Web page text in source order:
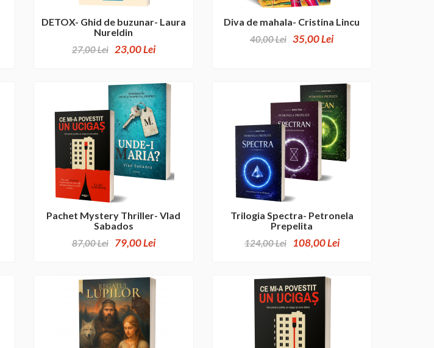
DETOX- Ghid de buzunar- Laura
Nureldin
27,00 Lei 23,00 Lei
Diva de mahala- Cristina Lincu
40,00 Lei 35,00 Lei
Pachet Mystery Thriller- Vlad
Sabados
87,00 Lei 79,00 Lei
Trilogia Spectra- Petronela
Prepelita
124,00 Lei 108,00 Lei